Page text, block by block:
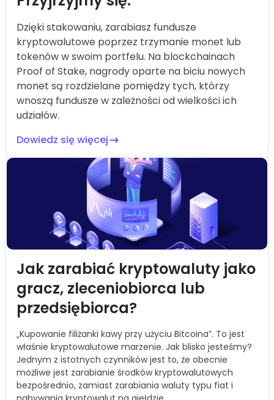
Dzięki stakowaniu, zarabiasz fundusze
kryptowalutowe poprzez trzymanie monet lub
tokenów w swoim portfelu. Na blockchainach
Proof of Stake, nagrody oparte na biciu nowych
monet są rozdzielane pomiędzy tych, którzy
wnoszą fundusze w zależności od wielkości ich
udziałów.
Dowiedz się więcej
Jak zarabiać kryptowaluty jako
gracz, zleceniobiorca lub
przedsiębiorca?
„Kupowanie filiżanki kawy przy użyciu Bitcoina”. To jest
właśnie kryptowalutowe marzenie. Jak blisko jesteśmy?
Jednym z istotnych czynników jest to, że obecnie
możliwe jest zarabianie środków kryptowalutowych
bezpośrednio, zamiast zarabiania waluty typu fiat i